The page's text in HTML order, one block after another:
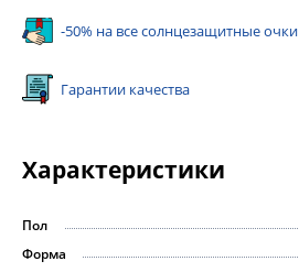
-50% на все солнцезащитные очки
Гарантии качества
Характеристики
Пол
Форма